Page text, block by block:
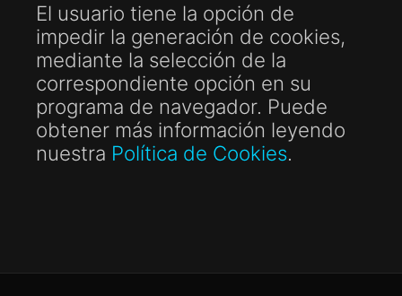
El usuario tiene la opción de
impedir la generación de cookies,
mediante la selección de la
correspondiente opción en su
programa de navegador. Puede
obtener más información leyendo
nuestra Política de Cookies.